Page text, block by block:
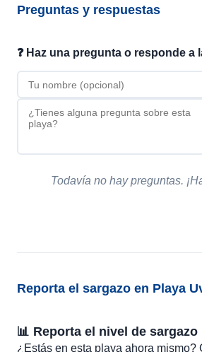
Preguntas y respuestas
❓ Haz una pregunta o responde a
Todavía no hay preguntas.
Reporta el sargazo en Playa
📊 Reporta el nivel de sargazo
¿Estás en esta playa ahora mismo?